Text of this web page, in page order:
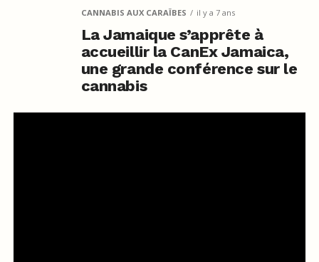
CANNABIS AUX CARAÏBES il y a 7 ans
La Jamaique s’apprête à
accueillir la CanEx Jamaica,
une grande conférence sur le
cannabis